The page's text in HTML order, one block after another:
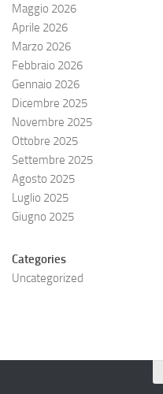
Maggio 2026
Aprile 2026
Marzo 2026
Febbraio 2026
Gennaio 2026
Dicembre 2025
Novembre 2025
Ottobre 2025
Settembre 2025
Agosto 2025
Luglio 2025
Giugno 2025
Categories
Uncategorized